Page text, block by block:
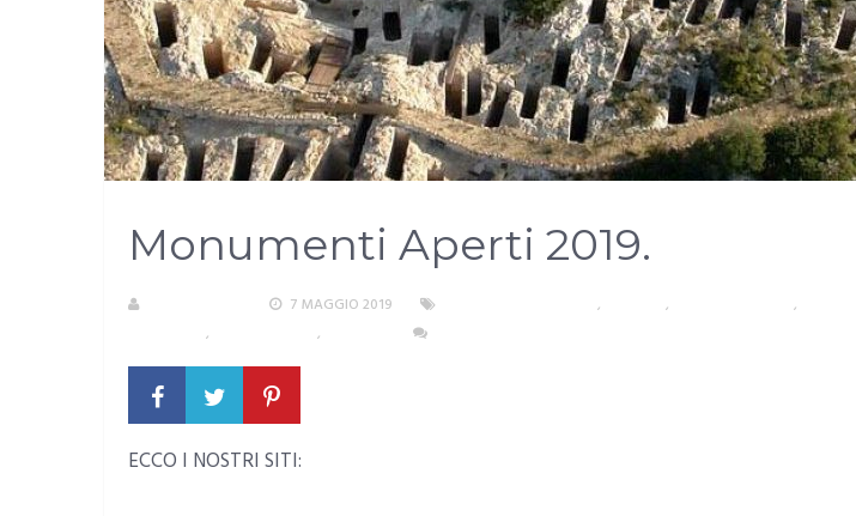
Monumenti Aperti 2019.
7 MAGGIO 2019 , , ,
, ,
ECCO I NOSTRI SITI: